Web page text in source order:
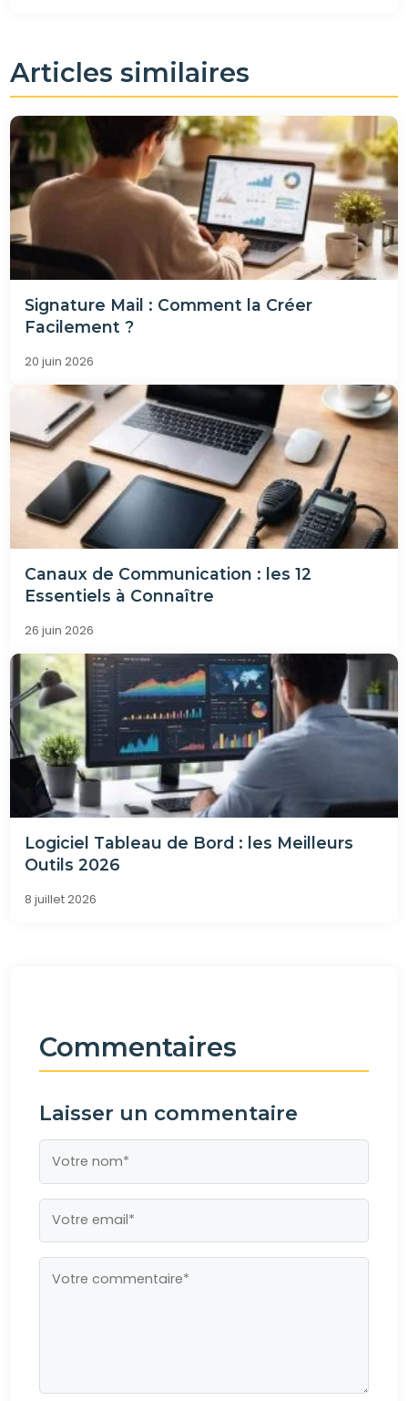
Articles similaires
Signature Mail : Comment la Créer
Facilement ?
20 juin 2026
Canaux de Communication : les 12
Essentiels à Connaître
26 juin 2026
Logiciel Tableau de Bord : les Meilleurs
Outils 2026
8 juillet 2026
Commentaires
Laisser un commentaire